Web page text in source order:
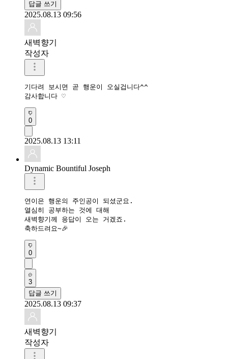
답글 쓰기
2025.08.13 09:56
새벽향기
작성자
기다려 보시면 곧 행운이 오실겁니다^^
감사합니다 ♡
0
2025.08.13 13:11
Dynamic Bountiful Joseph
연이은 행운의 주인공이 되셨군요.
열심히 공부하는 것에 대해
새벽향기께 응답이 오는 거겠죠.
축하드려요~🎉
0
3
답글 쓰기
2025.08.13 09:37
새벽향기
작성자